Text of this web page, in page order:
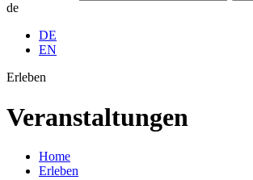
de
DE
EN
Erleben
Veran­staltungen
Home
Erleben